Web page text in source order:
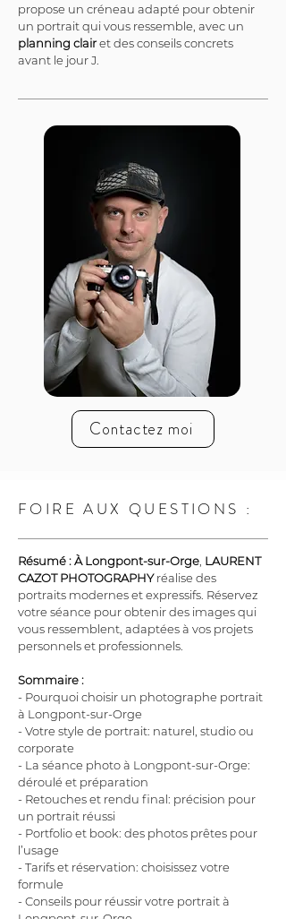
propose un créneau adapté pour obtenir
un portrait qui vous ressemble, avec un
planning clair et des conseils concrets
avant le jour J.
Contactez moi
FOIRE AUX QUESTIONS :
Résumé :À Longpont-sur-Orge LAURENT
CAZOT PHOTOGRAPHY réalise des
portraits modernes et expressifs. Réservez
votre séance pour obtenir des images qui
vous ressemblent, adaptées à vos projets
personnels et professionnels.
Sommaire :
- Pourquoi choisir un photographe portrait
à Longpont-sur-Orge
- Votre style de portrait: naturel, studio ou
corporate
- La séance photo à Longpont-sur-Orge:
déroulé et préparation
- Retouches et rendu final: précision pour
un portrait réussi
- Portfolio et book: des photos prêtes pour
l’usage
- Tarifs et réservation: choisissez votre
formule
- Conseils pour réussir votre portrait à